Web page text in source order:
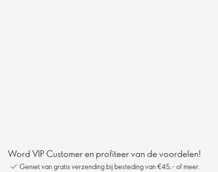
Word VIP Customer en profiteer van de voordelen!
Geniet van gratis verzending bij besteding van €45,- of meer.